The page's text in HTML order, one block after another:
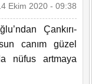
Ekim 2020 - 09:38
Çankırı-
canım güzel
nüfus artmaya